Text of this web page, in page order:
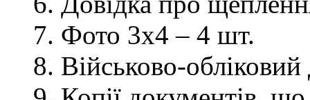
Фото 3х4 – 4 шт.
Військово-